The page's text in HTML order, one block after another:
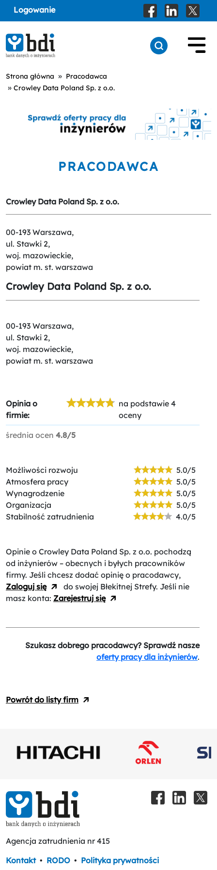
Logowanie
Strona główna » Pracodawca
» Crowley Data Poland Sp. z o.o.
PRACODAWCA
Crowley Data Poland Sp. z o.o.
00-193 Warszawa,
ul. Stawki 2,
woj. mazowieckie,
powiat m. st. warszawa
Crowley Data Poland Sp. z o.o.
00-193 Warszawa,
ul. Stawki 2,
woj. mazowieckie,
powiat m. st. warszawa
Opinia o
firmie:
na podstawie 4
oceny
średnia ocen 4.8/5
Możliwości rozwoju
5.0/5
Atmosfera pracy
5.0/5
Wynagrodzenie
5.0/5
Organizacja
5.0/5
Stabilność zatrudnienia
4.0/5
Opinie o Crowley Data Poland Sp. z o.o. pochodzą
od inżynierów – obecnych i byłych pracowników
firmy. Jeśli chcesz dodać opinię o pracodawcy,
Zaloguj się
do swojej Błekitnej Strefy. Jeśli nie
masz konta: Zarejestruj się
Szukasz dobrego pracodawcy? Sprawdź nasze
oferty pracy dla inżynierów.
Powrót do listy firm
Agencja zatrudnienia nr 415
Kontakt • RODO • Polityka prywatności